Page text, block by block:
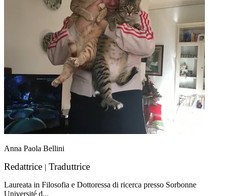
Anna Paola Bellini
Redattrice | Traduttrice
Laureata in Filosofia e Dottoressa di ricerca presso Sorbonne
Université d...